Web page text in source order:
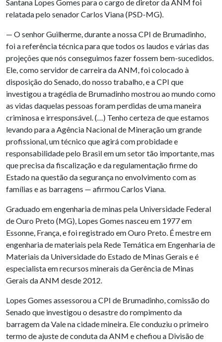
Santana Lopes Gomes para o cargo de diretor da ANM foi
relatada pelo senador Carlos Viana (PSD-MG).
— O senhor Guilherme, durante a nossa CPI de Brumadinho,
foi a referência técnica para que todos os laudos e várias das
projeções que nós conseguimos fazer fossem bem-sucedidos.
Ele, como servidor de carreira da ANM, foi colocado à
disposição do Senado, do nosso trabalho, e a CPI que
investigou a tragédia de Brumadinho mostrou ao mundo como
as vidas daquelas pessoas foram perdidas de uma maneira
criminosa e irresponsável. (…) Tenho certeza de que estamos
levando para a Agência Nacional de Mineração um grande
profissional, um técnico que agirá com probidade e
responsabilidade pelo Brasil em um setor tão importante, mas
que precisa da fiscalização e da regulamentação firme do
Estado na questão da segurança no envolvimento com as
famílias e as barragens — afirmou Carlos Viana.
Graduado em engenharia de minas pela Universidade Federal
de Ouro Preto (MG), Lopes Gomes nasceu em 1977 em
Essonne, França, e foi registrado em Ouro Preto. É mestre em
engenharia de materiais pela Rede Temática em Engenharia de
Materiais da Universidade do Estado de Minas Gerais e é
especialista em recursos minerais da Gerência de Minas
Gerais da ANM desde 2012.
Lopes Gomes assessorou a CPI de Brumadinho, comissão do
Senado que investigou o desastre do rompimento da
barragem da Vale na cidade mineira. Ele conduziu o primeiro
termo de ajuste de conduta da ANM e chefiou a Divisão de